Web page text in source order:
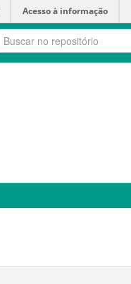
Acesso à informação